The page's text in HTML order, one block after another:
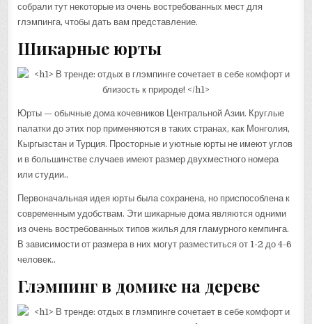
собрали тут некоторые из очень востребованных мест для
глэмпинга, чтобы дать вам представление.
Шикарные юрты
Юрты — обычные дома кочевников Центральной Азии. Круглые
палатки до этих пор применяются в таких странах, как Монголия,
Кыргызстан и Турция. Просторные и уютные юрты не имеют углов
и в большинстве случаев имеют размер двухместного номера
или студии..
Первоначальная идея юрты была сохранена, но приспособлена к
современным удобствам. Эти шикарные дома являются одними
из очень востребованных типов жилья для гламурного кемпинга.
В зависимости от размера в них могут разместиться от 1-2 до 4-6
человек..
Глэмпинг в домике на дереве